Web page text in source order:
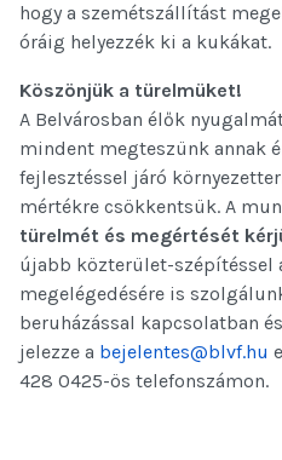
hogy a szemétszállítást
óráig helyezzék ki a kukákat.
Köszönjük a türelmüket!
A Belvárosban élők
mindent megteszünk annak
fejlesztéssel járó
mértékre csökkentsük. A
türelmét és megértését
újabb közterület-szépítéssel
megelégedésére is
beruházással kapcsolatban
jelezze a bejelentes@blvf.hu
428 0425-ös telefonszámon.